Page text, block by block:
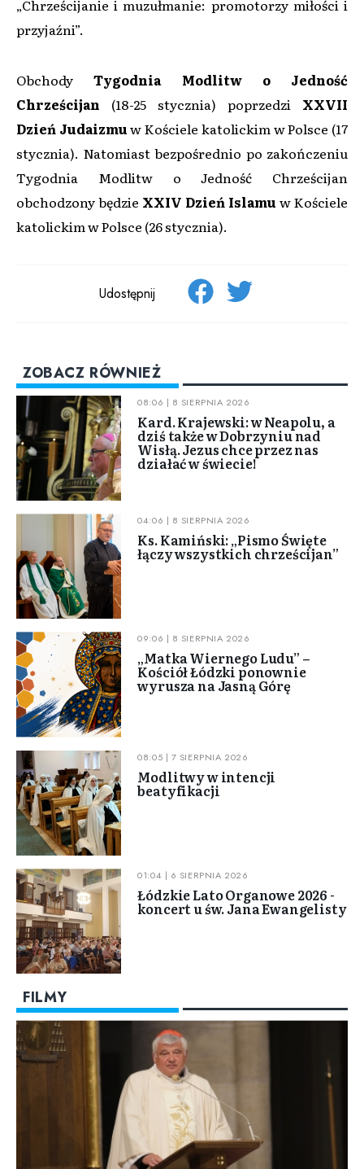
„Chrześcijanie i muzułmanie: promotorzy miłości i
przyjaźni”.
ObchodyTygodnia Modlitw o Jedność
Chrześcijan
(18-25 stycznia) poprzedzi XXVII
Dzień Judaizmuw Kościele katolickim w Polsce (17
stycznia). Natomiast bezpośrednio po zakończeniu
Tygodnia Modlitw o Jedność Chrześcijan
obchodzony będzie XXIV Dzień Islamu w Kościele
katolickim w Polsce (26 stycznia).
Udostępnij
ZOBACZ RÓWNIEŻ
08:06 | 8 SIERPNIA 2026
Kard. Krajewski: w Neapolu, a
dziś także w Dobrzyniu nad
Wisłą. Jezus chce przez nas
działać w świecie!
04:06 | 8 SIERPNIA 2026
Ks. Kamiński: „Pismo Święte
łączy wszystkich chrześcijan”
09:06 | 8 SIERPNIA 2026
„Matka Wiernego Ludu” –
Kościół Łódzki ponownie
wyrusza na Jasną Górę
08:05 | 7 SIERPNIA 2026
Modlitwy w intencji
beatyfikacji
01:04 | 6 SIERPNIA 2026
Łódzkie Lato Organowe 2026 -
koncert u św. Jana Ewangelisty
FILMY